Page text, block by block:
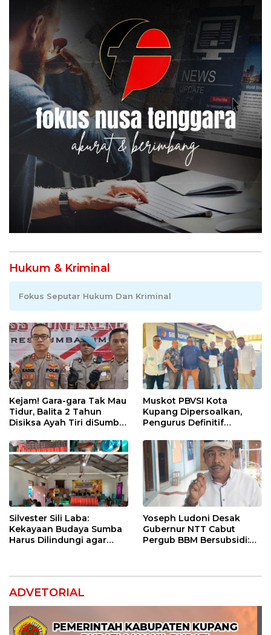
Hukum & Kriminal
Fokus Seputar Hukum Dan Kriminal
Kejam! Gara-gara Tak Mau
Tidur, Balita 2 Tahun
Disiksa Ayah Tiri diSumba
Mata Dioles Balsem
hingga Direndam Air Es
Muskot PBVSI Kota
Kupang Dipersoalkan,
Pengurus Definitif
Polisi
Silvester Sili Laba:
Kekayaan Budaya Sumba
Harus Dilindungi agar
Yoseph Ludoni Desak
Gubernur NTT Cabut
Pergub BBM Bersubsidi:
ADVETORIAL